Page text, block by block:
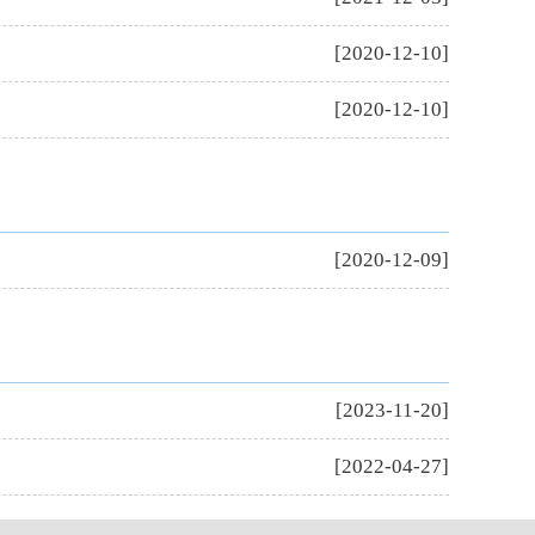
[2020-12-10]
[2020-12-10]
[2020-12-09]
[2023-11-20]
[2022-04-27]